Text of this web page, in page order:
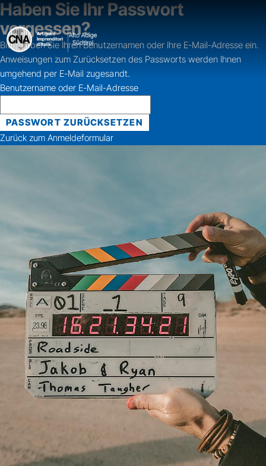
Haben Sie Ihr Passwort
vergessen?
Bitte geben Sie Ihren Benutzernamen oder Ihre E-Mail-Adresse ein.
Anweisungen zum Zurücksetzen des Passworts werden Ihnen
umgehend per E-Mail zugesandt.
Benutzername oder E-Mail-Adresse
Zurück zum Anmeldeformular